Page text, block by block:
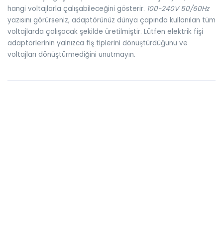
hangi voltajlarla çalışabileceğini gösterir. 100-240V 50/60Hz
yazısını görürseniz, adaptörünüz dünya çapında kullanılan tüm
voltajlarda çalışacak şekilde üretilmiştir. Lütfen elektrik fişi
adaptörlerinin yalnızca fiş tiplerini dönüştürdüğünü ve
voltajları dönüştürmediğini unutmayın.